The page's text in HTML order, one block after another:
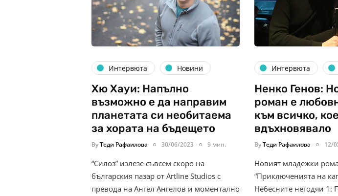
Интервюта Новини
Хю Хауи: Напълно
възможно е да направим
планетата си необитаема
за хората на бъдещето
ByТеди Рафаилова 30/06/2023 9 мин.
“Силоз” излезе съвсем скоро на
българския пазар от Artline Studios с
превода на Ангел Ангелов и моментално
Интервюта
Ненко Генов:
роман е
към всичко,
вдъхновявало
ByТеди Рафаилова 12/
Новият младежки
“Приключенията на
Небесните негодяи 1: